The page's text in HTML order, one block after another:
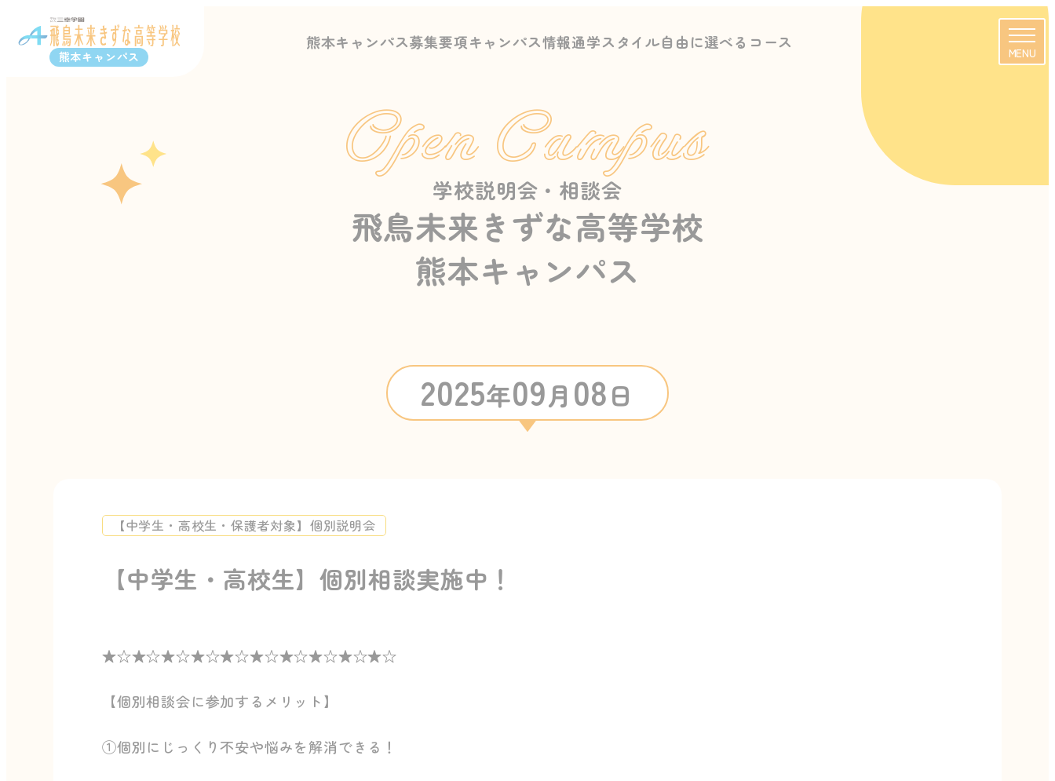
熊本キャンパス
熊本キャンパス募集要項キャンパス情報通学スタイル自由に選べるコース
MENU
Open Campus
学校説明会・相談会
飛鳥未来きずな高等学校
熊本キャンパス
2025年09月 08日
【中学生・高校生】個別相談実施中！
【中学生・高校生・保護者対象】個別説明会
★☆★☆★☆★☆★☆★☆★☆★☆★☆★☆
【個別相談会に参加するメリット】
①個別にじっくり不安や悩みを解消できる！